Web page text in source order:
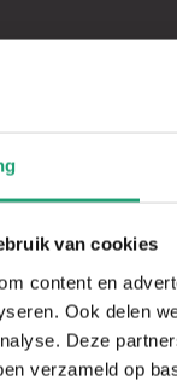
van cookies
content en
Ook delen
Deze
verzameld op